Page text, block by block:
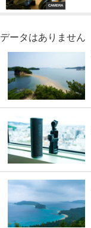
CAMERA
データはありません